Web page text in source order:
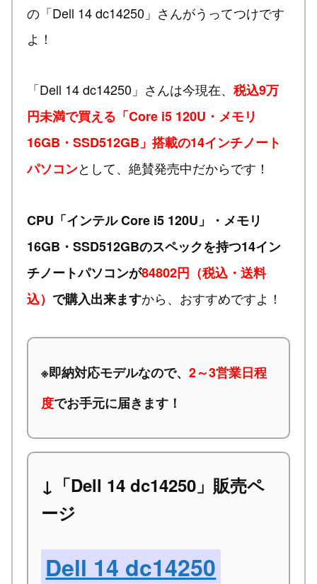
の「Dell 14 dc14250」さんがうってつけです
よ！
「Dell 14 dc14250」さんは今現在、 税込9万
円未満で買える「Core i5 120U・メモリ
16GB・SSD512GB」搭載の14インチノート
パソコンとして、絶賛発売中だからです！
CPU「インテル Core i5 120U」・メモリ
16GB・SSD512GBのスペックを持つ14イン
チノートパソコンが84802円（税込・送料
込） で購入出来ますから、おすすめですよ！
※即納対応モデルなので、 2～3営業日程
度でお手元に届きます！
↓「Dell 14 dc14250」販売ペ
ージ
Dell 14 dc14250